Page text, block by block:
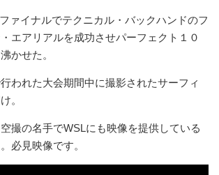
ァイナルでテクニカル・バックハンドのフ
エアリアルを成功させパーフェクト１０
かせた。
われた大会期間中に撮影されたサーフィ
。
撮の名手でWSLにも映像を提供している
必見映像です。